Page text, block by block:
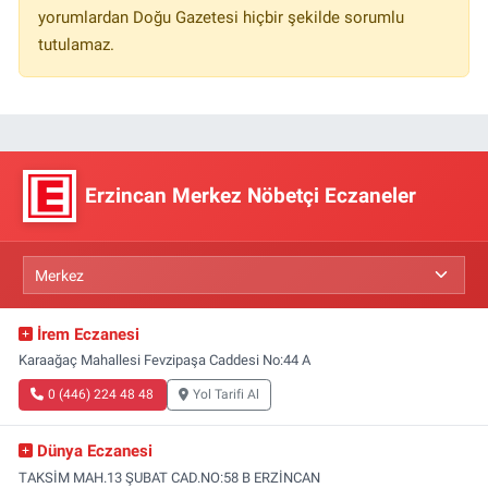
yorumlardan Doğu Gazetesi hiçbir şekilde sorumlu
tutulamaz.
Erzincan Merkez Nöbetçi Eczaneler
İrem Eczanesi
Karaağaç Mahallesi Fevzipaşa Caddesi No:44 A
0 (446) 224 48 48 Yol Tarifi Al
Dünya Eczanesi
TAKSİM MAH.13 ŞUBAT CAD.NO:58 B ERZİNCAN